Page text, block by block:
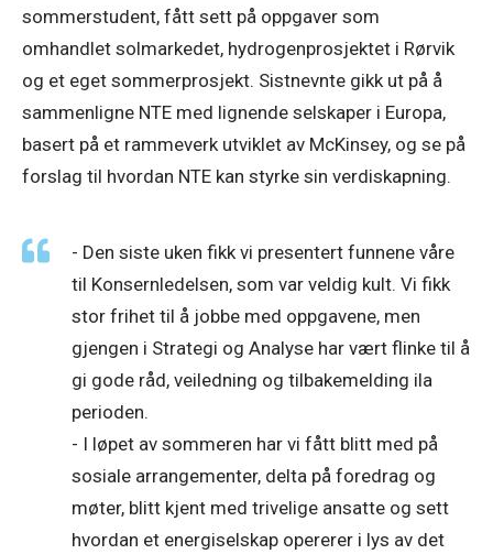
sommerstudent, fått sett på oppgaver som
omhandlet solmarkedet, hydrogenprosjektet i Rørvik
og et eget sommerprosjekt. Sistnevnte gikk ut på å
sammenligne NTE med lignende selskaper i Europa,
basert på et rammeverk utviklet av McKinsey, og se på
forslag til hvordan NTE kan styrke sin verdiskapning.
- Den siste uken fikk vi presentert funnene våre
til Konsernledelsen, som var veldig kult. Vi fikk
stor frihet til å jobbe med oppgavene, men
gjengen i Strategi og Analyse har vært flinke til å
gi gode råd, veiledning og tilbakemelding ila
perioden.
- I løpet av sommeren har vi fått blitt med på
sosiale arrangementer, delta på foredrag og
møter, blitt kjent med trivelige ansatte og sett
hvordan et energiselskap opererer i lys av det